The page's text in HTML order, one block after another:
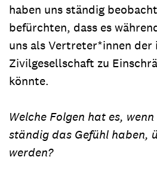
haben uns ständig
befürchten, dass es
uns als Vertreter*innen
Zivilgesellschaft zu
könnte.
Welche Folgen hat es,
ständig das Gefühl haben,
werden?